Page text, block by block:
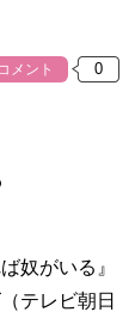
コメント
奴がいる』
テレビ朝日